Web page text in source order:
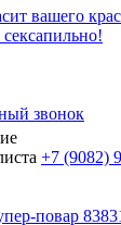
вашего
звонок
+7 (9082)